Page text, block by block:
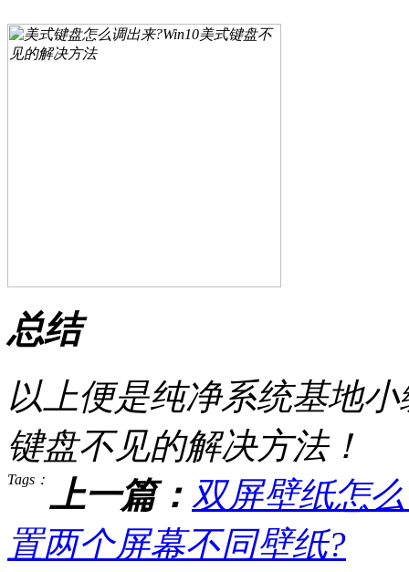
总结
以上便是纯净系统基地
键盘不见的解决方法！
Tags： 上一篇： 双屏壁纸怎
置两个屏幕不同壁纸?